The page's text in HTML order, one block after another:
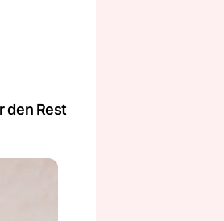
den Rest